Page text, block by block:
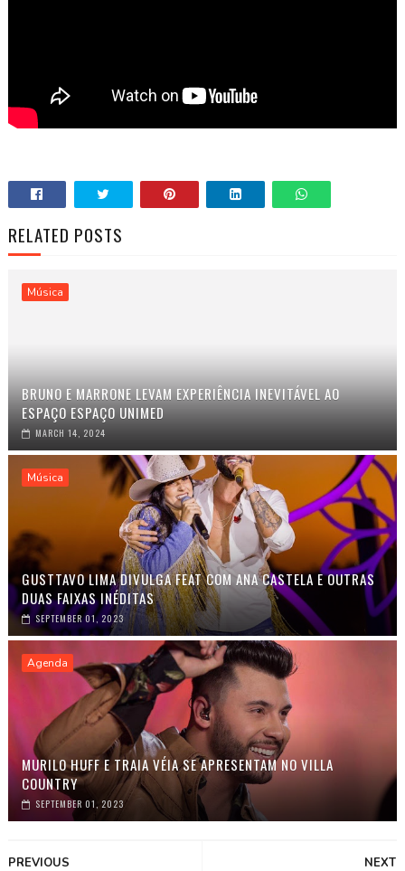
RELATED POSTS
Música
BRUNO E MARRONE LEVAM EXPERIÊNCIA INEVITÁVEL AO
ESPAÇO ESPAÇO UNIMED
MARCH 14, 2024
Música
GUSTTAVO LIMA DIVULGA FEAT COM ANA CASTELA E OUTRAS
DUAS FAIXAS INÉDITAS
SEPTEMBER 01, 2023
Agenda
MURILO HUFF E TRAIA VÉIA SE APRESENTAM NO VILLA
COUNTRY
SEPTEMBER 01, 2023
NEXT
PREVIOUS